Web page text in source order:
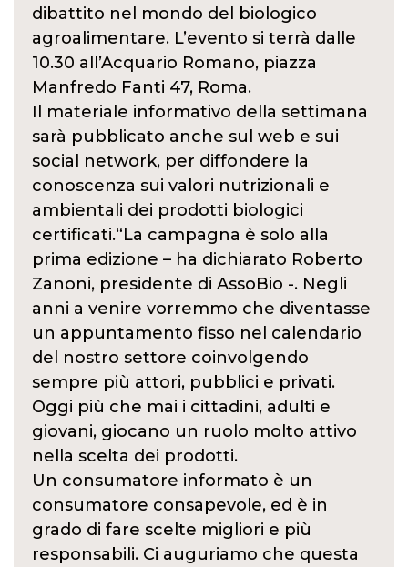
dibattito nel mondo del biologico
agroalimentare. L’evento si terrà dalle
10.30 all’Acquario Romano, piazza
Manfredo Fanti 47, Roma.
Il materiale informativo della settimana
sarà pubblicato anche sul web e sui
social network, per diffondere la
conoscenza sui valori nutrizionali e
ambientali dei prodotti biologici
certificati.“La campagna è solo alla
prima edizione – ha dichiarato Roberto
Zanoni, presidente di AssoBio -. Negli
anni a venire vorremmo che diventasse
un appuntamento fisso nel calendario
del nostro settore coinvolgendo
sempre più attori, pubblici e privati.
Oggi più che mai i cittadini, adulti e
giovani, giocano un ruolo molto attivo
nella scelta dei prodotti.
Un consumatore informato è un
consumatore consapevole, ed è in
grado di fare scelte migliori e più
responsabili. Ci auguriamo che questa